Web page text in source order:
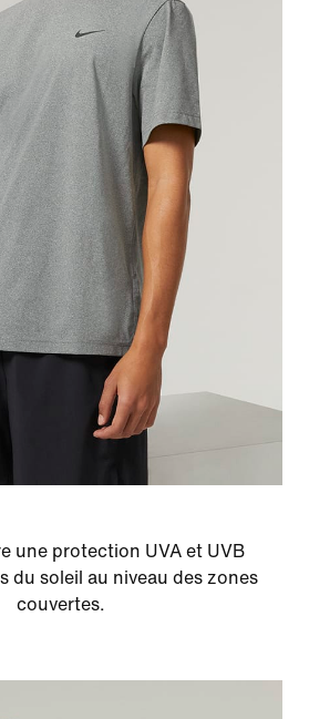
une protection UVA et UVB
du soleil au niveau des zones
couvertes.